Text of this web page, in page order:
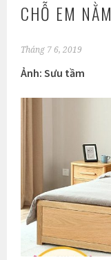
CHỖ EM NẰM
Tháng 7 6, 2019
Ảnh: Sưu tầm